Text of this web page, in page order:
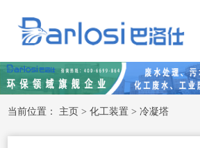
当前位置： 主页 >化工装置 >冷凝塔